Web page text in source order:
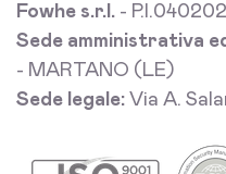
Fowhe s.r.l. -
Sede amministrativa
- MARTANO (LE)
Sede legale: Via A.